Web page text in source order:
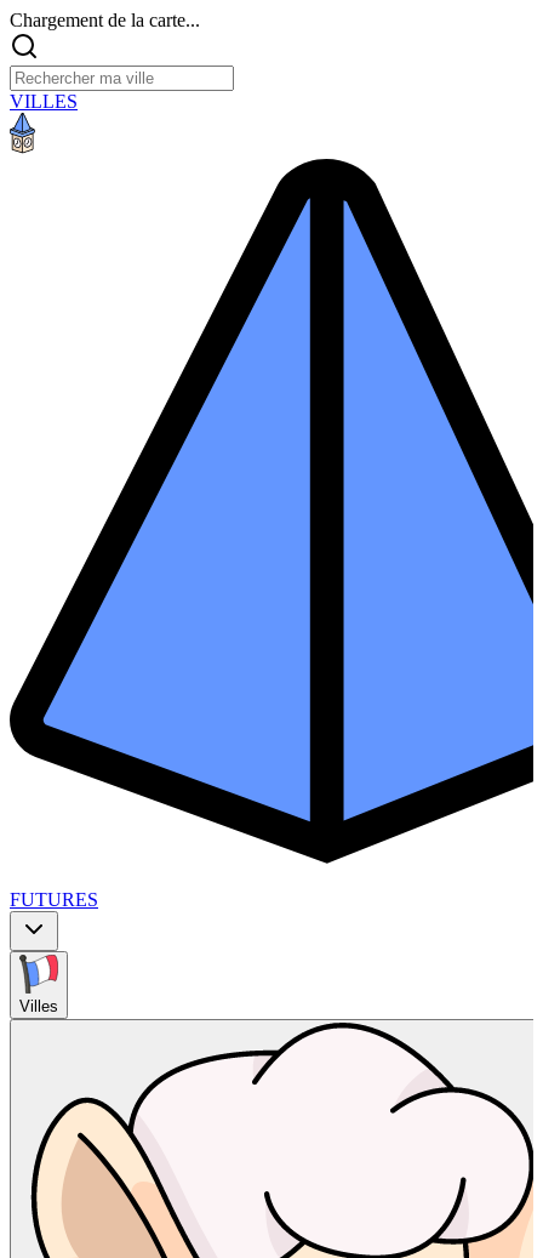
Chargement de la carte...
VILLES
FUTURES
Villes